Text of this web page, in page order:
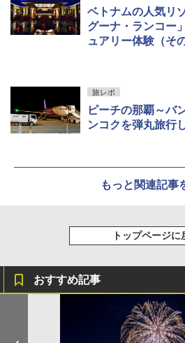
ベトナムの人気リ
グーナ・ランコー
ュアリー体験（その
旅レポ
ピーチの那覇～バ
ンコクを弾丸旅行
もっと関連記事
トップページに
おすすめ記事